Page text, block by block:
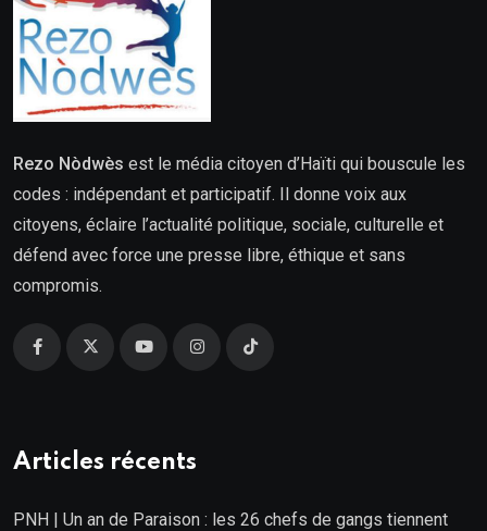
Rezo Nòdwès est le média citoyen d’Haïti qui bouscule les
codes : indépendant et participatif. Il donne voix aux
citoyens, éclaire l’actualité politique, sociale, culturelle et
défend avec force une presse libre, éthique et sans
compromis.
Articles récents
PNH | Un an de Paraison : les 26 chefs de gangs tiennent